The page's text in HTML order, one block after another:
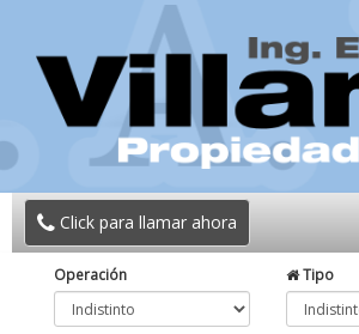
Click para llamar ahora
Operación Tipo